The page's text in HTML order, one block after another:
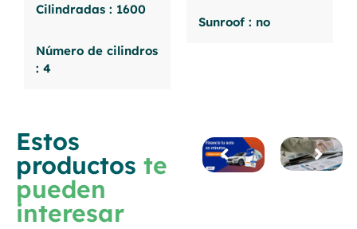
Cilindradas : 1600
Número de cilindros
: 4
Sunroof : no
Estos
productos te
pueden
interesar